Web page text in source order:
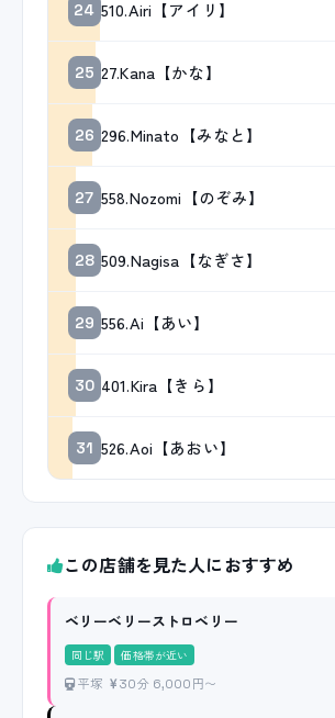
24 510.Airi【アイリ】
25 27.Kana【かな】
26 296.Minato【みなと】
27 558.Nozomi【のぞみ】
28 509.Nagisa【なぎさ】
29 556.Ai【あい】
30 401.Kira【きら】
31 526.Aoi【あおい】
この店舗を見た人におすすめ
ベリーベリーストロベリー
同じ駅 価格帯が近い
平塚 30分 6,000円〜